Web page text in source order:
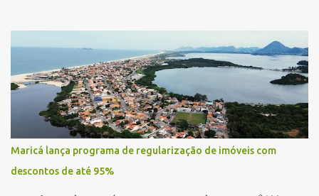
atenção pela ousadia do projeto, que colocaria Maricá em um
novo patamar de visibilidade tecnológica e estratégica. Segundo
Quaquá, a conversa será o início de um debate maior sobre a
viabilidade dessa estrutura na cidade. Durante o vídeo, o prefeito
também respondeu às críticas que vem recebendo. Segundo ele,
muitas pessoas estão dizendo que promete muito, mas não estaria
entregando resultados imediatos. Quaquá pediu paciência e
garantiu que os frutos começarão a aparecer em breve. “O pessoal
fala que eu prometo muito, mas não faço nada. Eu digo: calma.
Maricá lança programa de regularização de imóveis com
descontos de até 95%